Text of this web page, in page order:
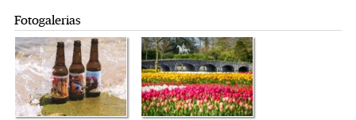
Fotogalerias